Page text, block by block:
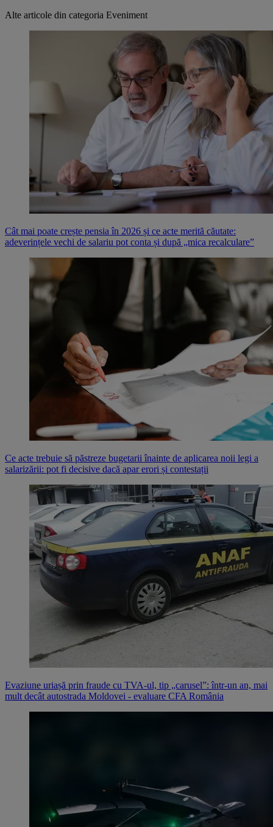
Alte articole din categoria Eveniment
Cât mai poate crește pensia în 2026 și ce acte merită căutate:
adeverințele vechi de salariu pot conta și după „mica recalculare”
Ce acte trebuie să păstreze bugetarii înainte de aplicarea noii legi a
salarizării: pot fi decisive dacă apar erori și contestații
Evaziune uriașă prin fraude cu TVA-ul, tip „carusel”: într-un an, mai
mult decât autostrada Moldovei - evaluare CFA România